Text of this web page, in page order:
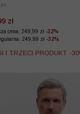
zł
cena: 249,99 zł -32%
249,99 zł -32%
I TRZECI PRODUKT -